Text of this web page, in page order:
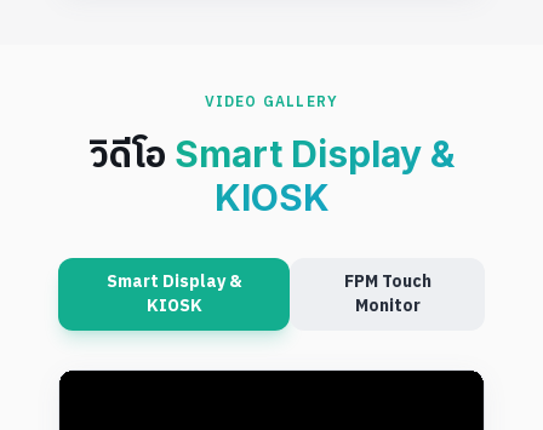
VIDEO GALLERY
วิดีโอ Smart Display &
KIOSK
Smart Display &
KIOSK
FPM Touch
Monitor